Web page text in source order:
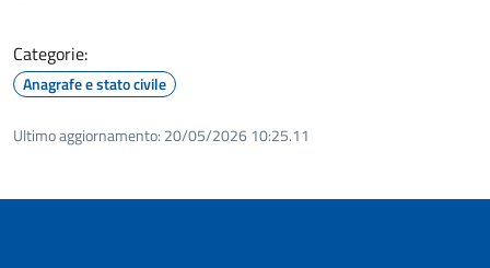
Categorie:
Anagrafe e stato civile
Ultimo aggiornamento: 20/05/2026 10:25.11